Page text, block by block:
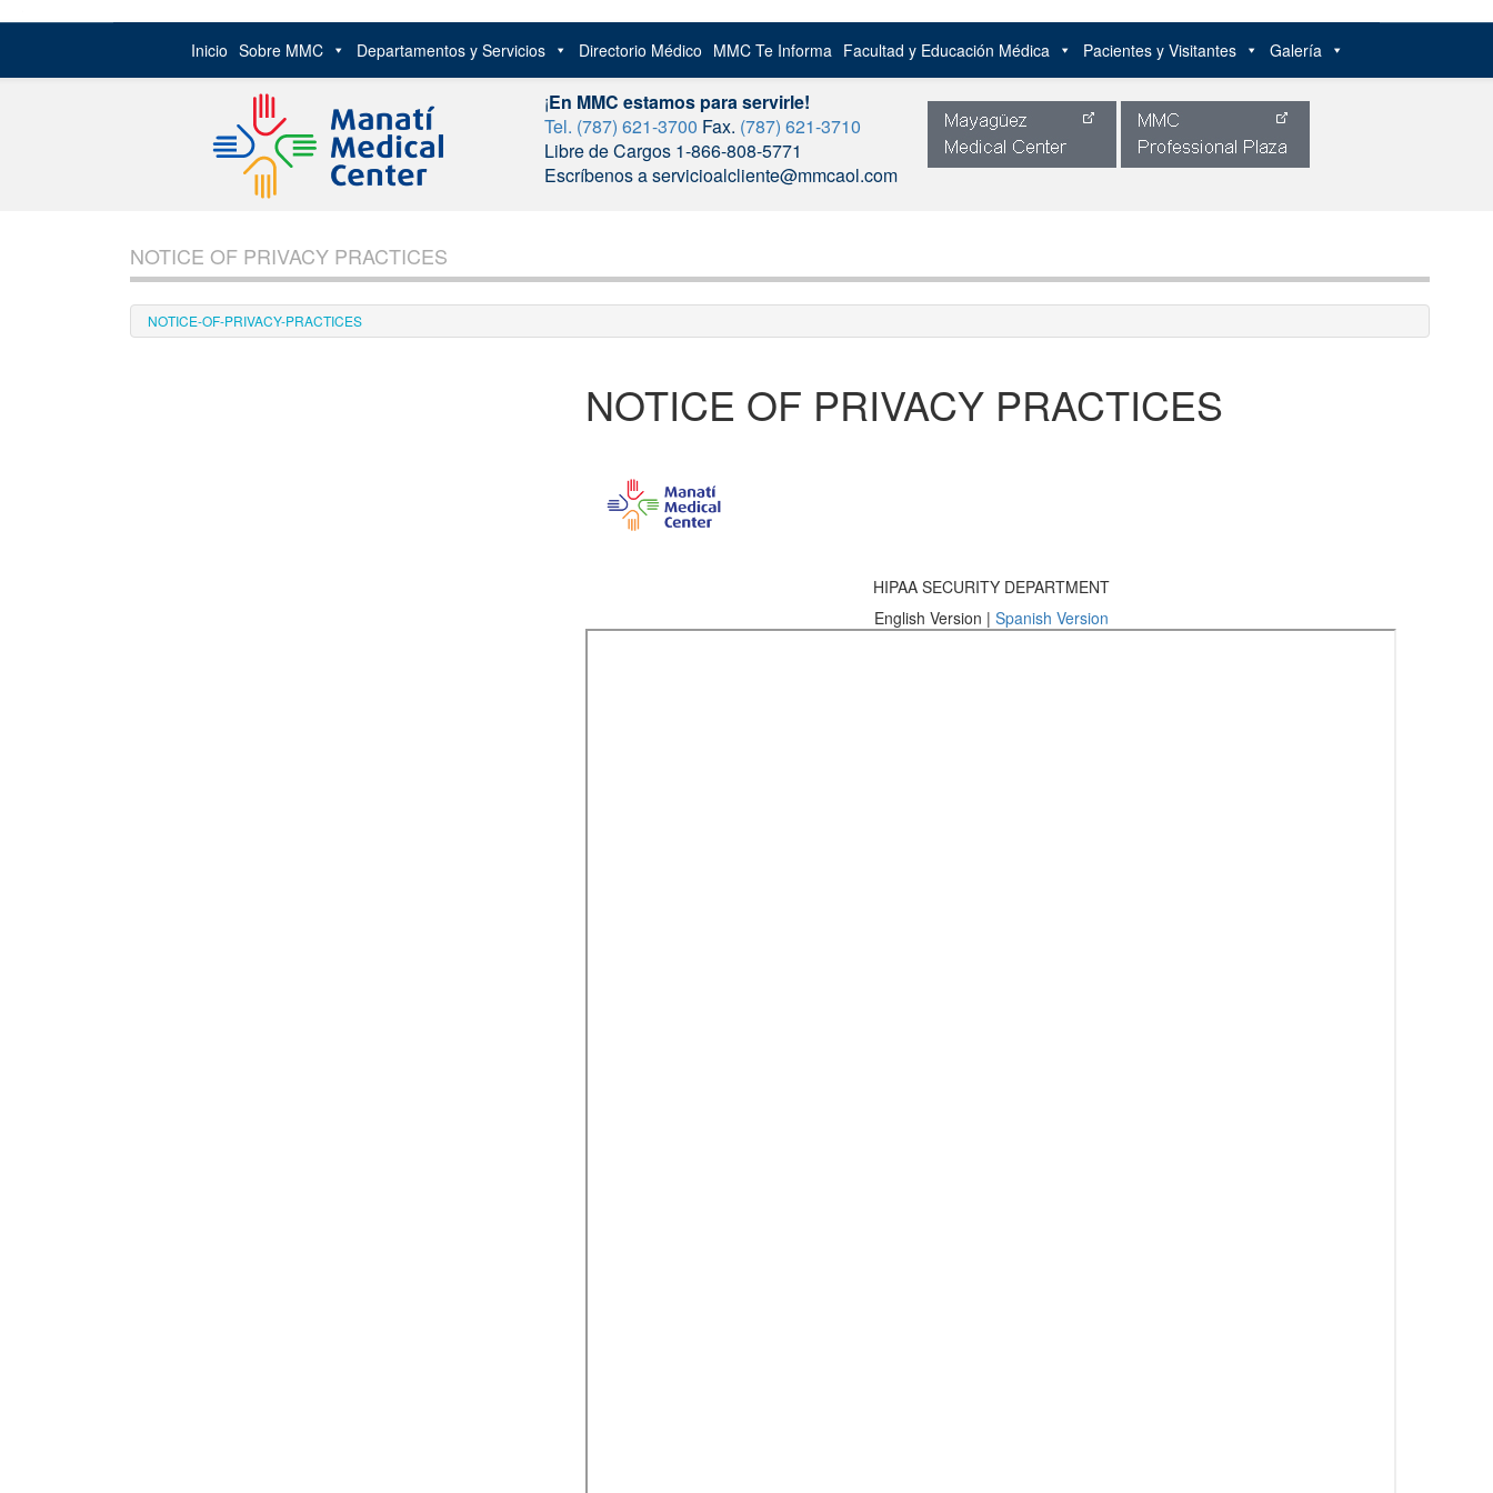
Inicio Sobre MMC Departamentos y Servicios Directorio Médico MMC Te Informa Facultad y Educación Médica Pacientes y Visitantes Galería
¡En MMC estamos para servirle!
Tel. (787) 621-3700 Fax. (787) 621-3710
Libre de Cargos 1-866-808-5771
Escríbenos a servicioalcliente@mmcaol.com
content
NOTICE OF PRIVACY PRACTICES
NOTICE-OF-PRIVACY-PRACTICES
NOTICE OF PRIVACY PRACTICES
HIPAA SECURITY DEPARTMENT
English Version | Spanish Version